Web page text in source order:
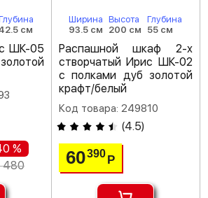
см
ШК-05
%
480
Ширина
93.5 см
Высота
200 см
Глубина
55 см
Распашной шкаф 2-х
створчатый Ирис ШК-02
с полками дуб золотой
крафт/белый
Код товара: 249810
(4.5)
60390 Р